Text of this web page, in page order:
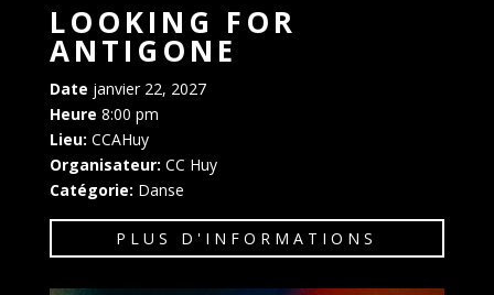
LOOKING FOR
ANTIGONE
Date janvier 22, 2027
Heure 8:00 pm
Lieu: CCAHuy
Organisateur: CC Huy
Catégorie: Danse
PLUS D'INFORMATIONS